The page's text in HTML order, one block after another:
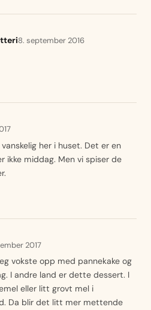
8. september 2016
her i huset. Det er en
ikke middag. Men vi spiser de
2017
vokste opp med pannekake og
I andre land er dette dessert. I
eller litt grovt mel i
Da blir det litt mer mettende